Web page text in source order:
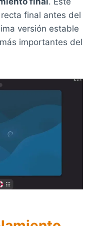
final antes del
versión estable
importantes del